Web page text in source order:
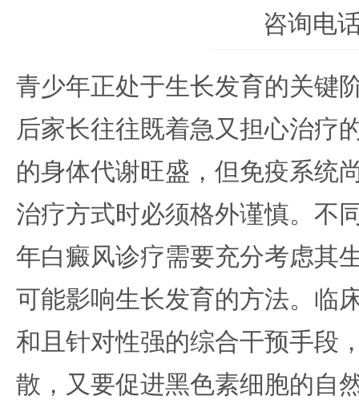
咨询电
青少年正处于生长发育的关键
后家长往往既着急又担心治疗
的身体代谢旺盛，但免疫系统
治疗方式时必须格外谨慎。不
年白癜风诊疗需要充分考虑其
可能影响生长发育的方法。临
和且针对性强的综合干预手段
散，又要促进黑色素细胞的自